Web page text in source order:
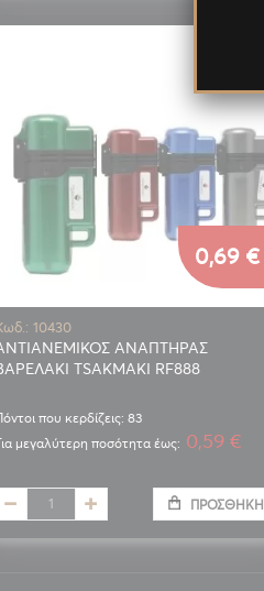
10430
ΑΝΑΠΤΗΡΑΣ
TSAKMAKI RF888
που κερδίζεις: 83
0,69 €
μεγαλύτερη ποσότητα έως: 0,59 €
ΠΡΟΣΘΉΚΗ